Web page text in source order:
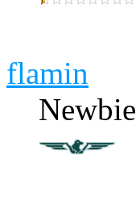
flamin
Newbie